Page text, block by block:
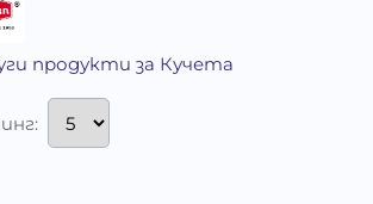
продукти за Кучета